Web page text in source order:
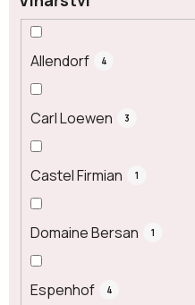
Allendorf 4
Carl Loewen 3
Castel Firmian 1
Domaine Bersan 1
Espenhof 4